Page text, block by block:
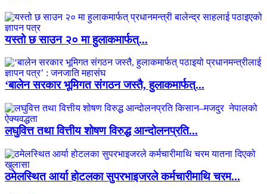
यस्तो छ साउन २० मा हुलाकमार्फत्...
‘बालेन सरकार भूमिगत संगठन जस्तै, हुलाकमार्फत्...
लघुवित्त तथा वित्तीय शोषण विरुद्ध आन्दोलनप्रति...
ठमेलस्थित आर्या होटलका सुपरभाइजरले कर्मचारीमाथि चरम...